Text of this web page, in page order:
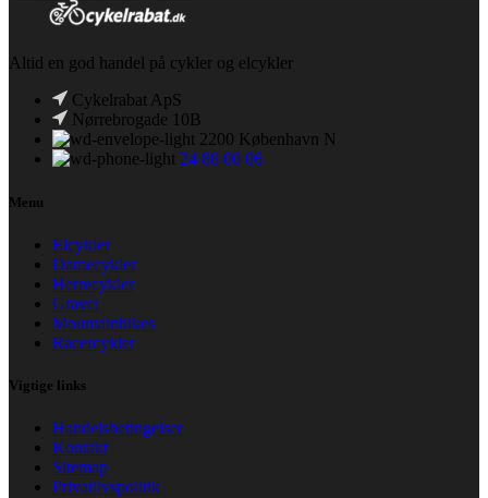
Altid en god handel på cykler og elcykler
Cykelrabat ApS
Nørrebrogade 10B
2200 København N
24 88 00 06
Menu
Elcykler
Damecykler
Herrecykler
Gravel
Mountainbikes
Racercykler
Vigtige links
Handelsbetingelser
Kontakt
Sitemap
Privatlivspolitik